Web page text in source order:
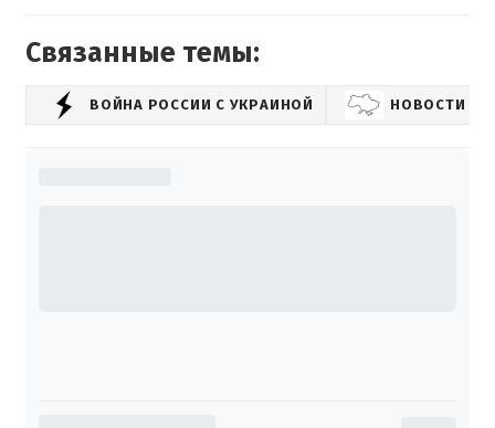
Связанные темы:
ВОЙНА РОССИИ С УКРАИНОЙ НОВОСТИ